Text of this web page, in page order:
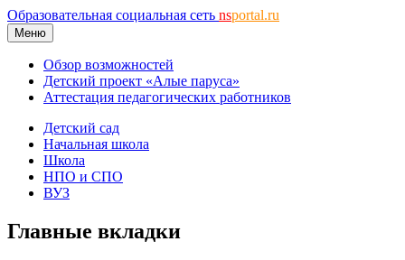
Образовательная социальная сеть nsportal.ru
Меню
Обзор возможностей
Детский проект «Алые паруса»
Аттестация педагогических работников
Детский сад
Начальная школа
Школа
НПО и СПО
ВУЗ
Главные вкладки